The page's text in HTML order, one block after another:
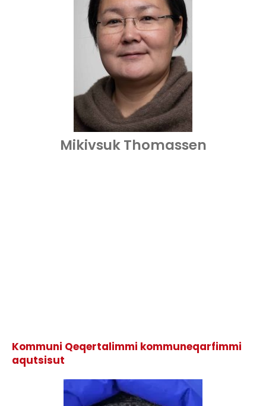
Mikivsuk Thomassen
Kommuni Qeqertalimmi kommuneqarfimmi
aqutsisut